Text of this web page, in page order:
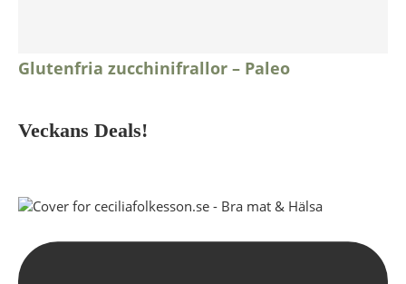
Glutenfria zucchinifrallor – Paleo
Veckans Deals!